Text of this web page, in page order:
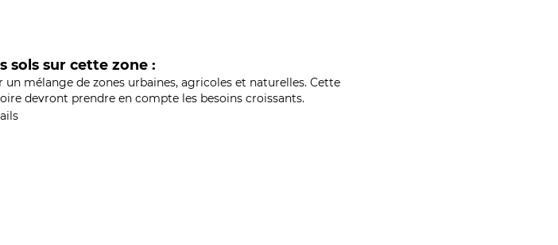
sols sur cette zone :
mélange de zones urbaines, agricoles et naturelles. Cette
devront prendre en compte les besoins croissants.